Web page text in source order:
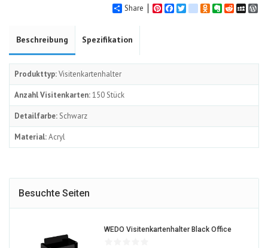
Share PinterestFacebook
Twittergoogle_bookmarks
Odnoklassniki
Evernote
Reddit
Beschreibung Spezifikation
Produkttyp:Visitenkartenhalter
Anzahl Visitenkarten:150 Stück
Detailfarbe: Schwarz
Material:Acryl
Besuchte Seiten
WEDO Visitenkartenhalter Black Office